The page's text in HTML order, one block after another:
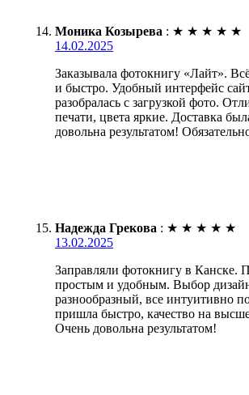
Моника Козырева : ★ ★ ★ ★ ★
14.02.2025
Заказывала фотокнигу «Лайт».
и быстро. Удобный интерфейс
разобралась с загрузкой фото.
печати, цвета яркие. Доставка
довольна результатом!
Надежда Грекова : ★ ★ ★ ★ ★
13.02.2025
Заправляли фотокнигу в Канске.
простым и удобным. Выбор
разнообразный, все интуитивно
пришла быстро, качество на
Очень довольна результатом!